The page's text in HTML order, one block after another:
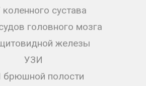
сустава
головного мозга
железы
УЗИ
полости